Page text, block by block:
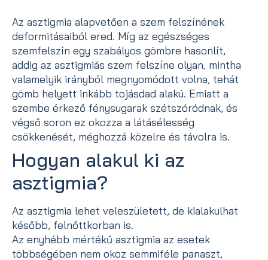
Az asztigmia alapvetően a szem felszínének
deformitásaiból ered. Míg az egészséges
szemfelszín egy szabályos gömbre hasonlít,
addig az asztigmiás szem felszíne olyan, mintha
valamelyik irányból megnyomódott volna, tehát
gömb helyett inkább tojásdad alakú. Emiatt a
szembe érkező fénysugarak szétszóródnak, és
végső soron ez okozza a látásélesség
csökkenését, méghozzá közelre és távolra is.
Hogyan alakul ki az
asztigmia?
Az asztigmia lehet veleszületett, de kialakulhat
később, felnőttkorban is.
Az enyhébb mértékű asztigmia az esetek
többségében nem okoz semmiféle panaszt,